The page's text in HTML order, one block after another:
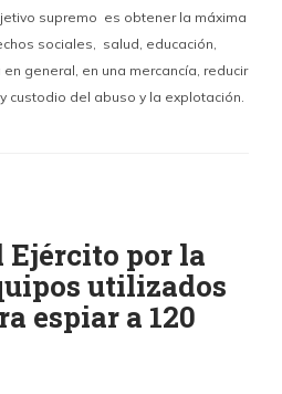
supremo es obtener la máxima
sociales, salud, educación,
general, en una mercancía, reducir
custodio del abuso y la explotación.
por la
utilizados
espiar a 120